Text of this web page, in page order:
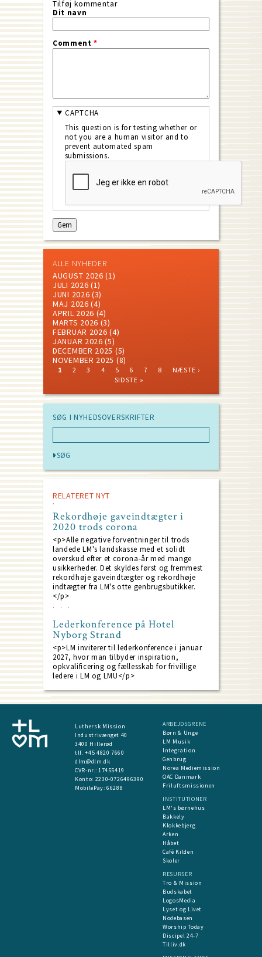
Tilføj kommentar
Dit navn
Comment*
CAPTCHA
This question is for testing whether or
not you are a human visitor and to
prevent automated spam
submissions.
ALLE NYHEDER
AUGUST 2026 (1)
JULI 2026 (1)
JUNI 2026 (3)
MAJ 2026 (4)
APRIL 2026 (4)
MARTS 2026 (3)
FEBRUAR 2026 (4)
JANUAR 2026 (5)
DECEMBER 2025 (5)
NOVEMBER 2025 (8)
CURRENT
1 PAGE
2 PAGE
3 PAGE
4 PAGE
5 PAGE
6 PAGE
7 PAGE
8
NEXT
NÆSTE ›
SIDSTE »
SØG I NYHEDSOVERSKRIFTER
RELATERET NYT
Rekordhøje gaveindtægter i
2020 trods corona
<p>Alle negative forventninger til trods
landede LM's landskasse med et solidt
overskud efter et corona-år med mange
usikkerheder. Det skyldes først og fremmest
rekordhøje gaveindtægter og rekordhøje
indtægter fra LM's otte genbrugsbutikker.
</p>
Lederkonference på Hotel
Nyborg Strand
<p>LM inviterer til lederkonference i januar
2027, hvor man tilbyder inspiration,
opkvalificering og fællesskab for frivillige
ledere i LM og LMU</p>
Luthersk Mission
Industrivænget 40
3400 Hillerød
tlf. +45 4820 7660
dlm@dlm.dk
CVR-nr.: 17455419
​Konto: 2230-0726496390
MobilePay:66288
ARBEJDSGRENE
Børn & Unge
LM Musik
Integration
Genbrug
Norea Mediemission
OAC Danmark
Friluftsmissionen
INSTITUTIONER
LM's børnehus
Bakkely
Klokkebjerg
Arken
Håbet
Café Kilden
Skoler
RESURSER
Tro & Mission
Budskabet
LogosMedia
Lyset og Livet
Nodebasen
Worship Today
Discipel 24-7
Tilliv.dk